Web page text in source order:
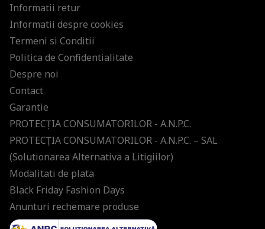
Informatii retur
Informatii despre cookies
Termeni si Conditii
Politica de Confidentialitate
Despre noi
Contact
Garantie
PROTECŢIA CONSUMATORILOR - A.N.P.C.
PROTECŢIA CONSUMATORILOR - A.N.P.C. – SAL
(Solutionarea Alternativa a Litigiilor)
Modalitati de plata
Black Friday Fashion Days
Anunturi rechemare produse